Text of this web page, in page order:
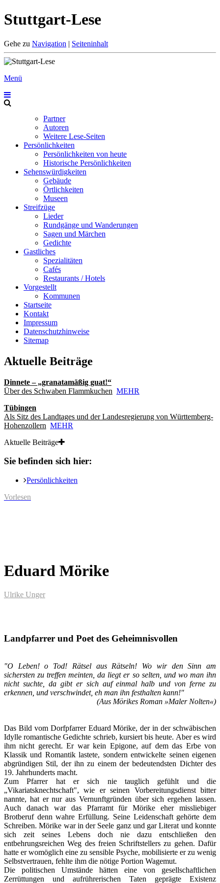
Stuttgart-Lese
Gehe zu Navigation | Seiteninhalt
Menü
Partner
Autoren
Weitere Lese-Seiten
Persönlichkeiten
Persönlichkeiten von heute
Historische Persönlichkeiten
Sehenswürdigkeiten
Gebäude
Örtlichkeiten
Museen
Streifzüge
Lieder
Rundgänge und Wanderungen
Sagen und Märchen
Gedichte
Gastliches
Spezialitäten
Cafés
Restaurants / Hotels
Vorgestellt
Kommunen
Startseite
Kontakt
Impressum
Datenschutzhinweise
Sitemap
Aktuelle Beiträge
Dinnete – „granatamäßig guat!“
Über des Schwaben Flammkuchen MEHR
Tübingen
Als Sitz des Landtages und der Landesregierung von Württemberg-
Hohenzollern MEHR
Aktuelle Beiträge
Sie befinden sich hier:
Persönlichkeiten
Vorlesen
Eduard Mörike
Ulrike Unger
Landpfarrer und Poet des Geheimnisvollen
"O Leben! o Tod! Rätsel aus Rätseln! Wo wir den Sinn am
sichersten zu treffen meinten, da liegt er so selten, und wo man ihn
nicht suchte, da gibt er sich auf einmal halb und von ferne zu
erkennen, und verschwindet, eh man ihn festhalten kann!"
(Aus Mörikes Roman »Maler Nolten«)
Das Bild vom Dorfpfarrer Eduard Mörike, der in der schwäbischen
Idylle romantische Gedichte schrieb, kursiert bis heute. Aber es wird
ihm nicht gerecht. Er war kein Epigone, auf dem das Erbe von
Klassik und Romantik lastete, sondern entwickelte seinen eigenen
abgründigen Stil, der ihn zu einem der bedeutendsten Dichter des
19. Jahrhunderts macht.
Zum Pfarrer hat er sich nie tauglich gefühlt und die
„Vikariatsknechtschaft", wie er seinen Vorbereitungsdienst bitter
nannte, hat er nur aus Vernunftgründen über sich ergehen lassen.
Auch danach war das Pfarramt für Mörike eher missliebiger
Brotberuf denn wahre Erfüllung. Seine Leidenschaft gehörte dem
Schreiben. Mörike war in der Seele ganz und gar Literat und konnte
sich zeit seines Lebens doch nie dazu entschließen den
entbehrungsreichen Weg des freien Schriftstellers zu gehen. Dafür
hatte er womöglich eine zu sensible Psyche, mobilisierte er zu wenig
Selbstvertrauen, fehlte ihm die nötige Portion Wagemut.
Die politischen Umstände hätten eine von gesellschaftlichen
Zerrüttungen und aufrührerischen Taten geprägte Existenz